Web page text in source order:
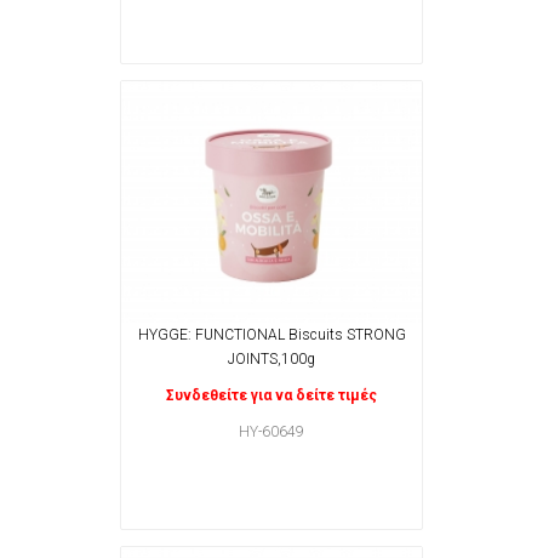
HYGGE: FUNCTIONAL Biscuits STRONG
JOINTS,100g
Συνδεθείτε για να δείτε τιμές
HY-60649